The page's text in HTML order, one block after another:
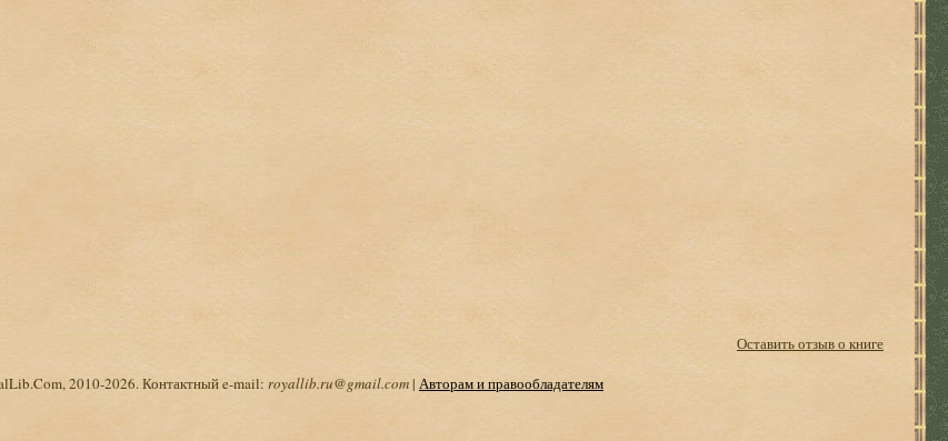
Оставить отзыв о книге
2010-2026. Контактный e-mail: royallib.ru@gmail.com| Авторам и правообладателям